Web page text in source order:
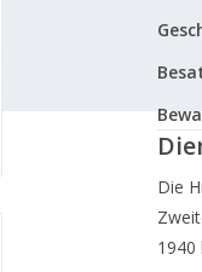
Die
1940